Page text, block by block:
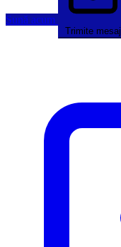
Sună acum
Trimite mesaj